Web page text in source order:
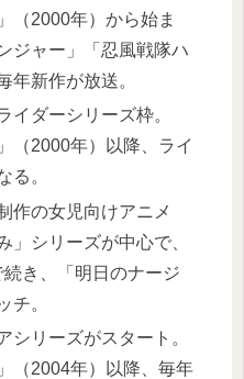
（2000年）から始ま
ジャー」「忍風戦隊ハ
年新作が放送。
イダーシリーズ枠。
（2000年）以降、ライ
る。
作の女児向けアニメ
」シリーズが中心で、
き、「明日のナージ
チ。
シリーズがスタート。
（2004年）以降、毎年